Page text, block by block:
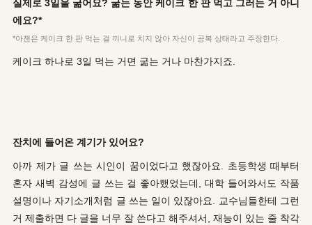
실제로 3일을 굶어요? 굶는 동안 케이크 한 판 먹고 그러는 거 아니
에요?*
*아잰은 케이크 한 판 먹는 걸 끼니로 치지 않아 자신이 공복 상태라고 주장한다.
케이크 하나로 3일 먹는 거면 굶는 거나 마찬가지죠.
잔치에 들어온 계기가 있어요?
아까 제가 글 쓰는 시인이 꿈이었다고 했잖아요. 초등학생 때부터
혼자 새벽 감성에 글 쓰는 걸 좋아했었는데, 대학 들어와서도 작품
설명이나 자기소개처럼 글 쓰는 일이 있잖아요. 교수님들한테 그런
거 제출하면 다 글을 너무 잘 쓴다고 해주셔서, 재능이 있는 줄 착각